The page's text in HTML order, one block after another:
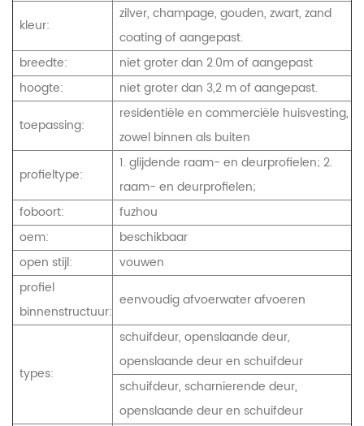
kleur:
zilver, champage, gouden, zwart, zand
coating of aangepast.
breedte:
niet groter dan 2.0m of aangepast
hoogte:
niet groter dan 3,2 m of aangepast.
toepassing:
residentiële en commerciële huisvesting,
zowel binnen als buiten
profieltype:
1. glijdende raam- en deurprofielen; 2.
raam- en deurprofielen;
foboort:
fuzhou
oem:
beschikbaar
open stijl:
vouwen
profiel
binnenstructuur:
eenvoudig afvoerwater afvoeren
types:
schuifdeur, openslaande deur,
openslaande deur en schuifdeur
schuifdeur, scharnierende deur,
openslaande deur en schuifdeur